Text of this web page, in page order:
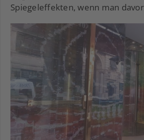
Spiegeleffekten, wenn man